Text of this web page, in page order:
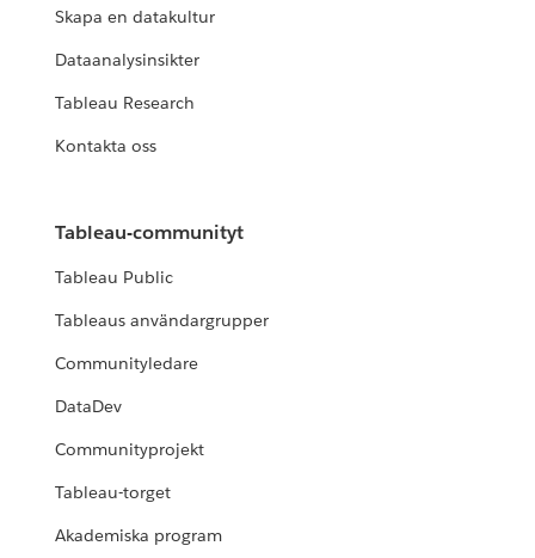
Skapa en datakultur
Dataanalysinsikter
Tableau Research
Kontakta oss
Tableau-communityt
Tableau Public
Tableaus användargrupper
Communityledare
DataDev
Communityprojekt
Tableau-torget
Akademiska program